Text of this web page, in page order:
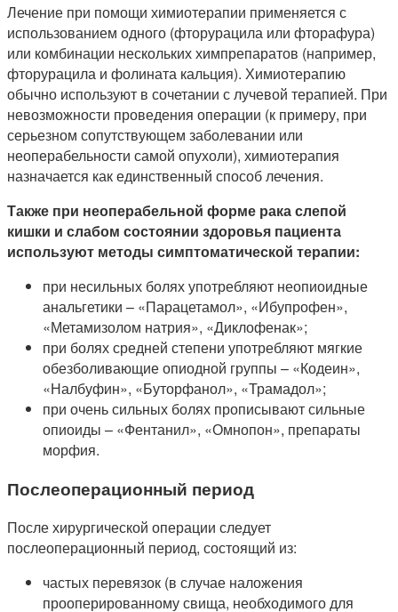
Лечение при помощи химиотерапии применяется с
использованием одного (фторурацила или фторафура)
или комбинации нескольких химпрепаратов (например,
фторурацила и фолината кальция). Химиотерапию
обычно используют в сочетании с лучевой терапией. При
невозможности проведения операции (к примеру, при
серьезном сопутствующем заболевании или
неоперабельности самой опухоли), химиотерапия
назначается как единственный способ лечения.
Также при неоперабельной форме рака слепой
кишки и слабом состоянии здоровья пациента
используют методы симптоматической терапии:
при несильных болях употребляют неопиоидные
анальгетики – «Парацетамол», «Ибупрофен»,
«Метамизолом натрия», «Диклофенак»;
при болях средней степени употребляют мягкие
обезболивающие опиодной группы – «Кодеин»,
«Налбуфин», «Буторфанол», «Трамадол»;
при очень сильных болях прописывают сильные
опиоиды – «Фентанил», «Омнопон», препараты
морфия.
Послеоперационный период
После хирургической операции следует
послеоперационный период, состоящий из:
частых перевязок (в случае наложения
прооперированному свища, необходимого для